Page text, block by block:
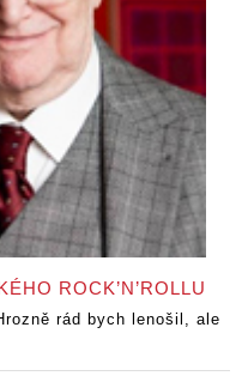
ROCK’N’ROLLU
rád bych lenošil, ale